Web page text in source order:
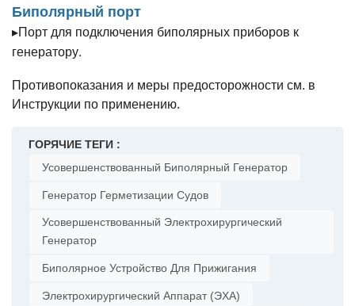
Биполярный порт
▸Порт для подключения биполярных приборов к
генератору.
Противопоказания и меры предосторожности см. в
Инструкции по применению.
ГОРЯЧИЕ ТЕГИ :
Усовершенствованный Биполярный Генератор
Генератор Герметизации Судов
Усовершенствованный Электрохирургический
Генератор
Биполярное Устройство Для Прижигания
Электрохирургический Аппарат (ЭХА)